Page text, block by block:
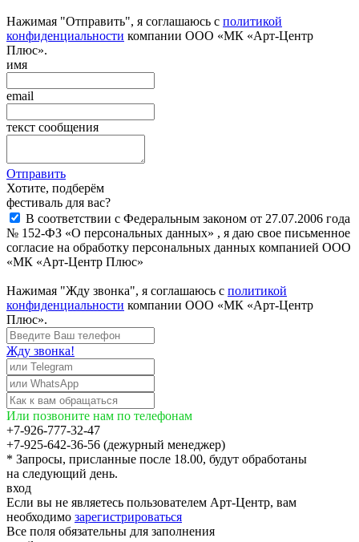
Нажимая "Отправить", я соглашаюсь с политикой
конфиденциальности компании ООО «МК «Арт-Центр
Плюс».
имя
email
текст сообщения
Отправить
Хотите, подберём
фестиваль для вас?
В соответствии с Федеральным законом от 27.07.2006 года
№ 152-ФЗ «О персональных данных» , я даю свое письменное
согласие на обработку персональных данных компанией ООО
«МК «Арт-Центр Плюс»
Нажимая "Жду звонка", я соглашаюсь с политикой
конфиденциальности компании ООО «МК «Арт-Центр
Плюс».
Жду звонка!
Или позвоните нам по телефонам
+7-926-777-32-47
+7-925-642-36-56 (дежурный менеджер)
* Запросы, присланные после 18.00, будут обработаны
на следующий день.
вход
Если вы не являетесь пользователем Арт-Центр, вам
необходимо зарегистрироваться
Все поля обязательны для заполнения